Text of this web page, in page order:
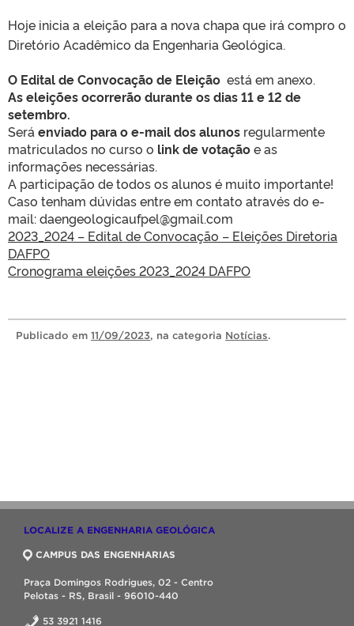
Hoje inicia a eleição para a nova chapa que irá compro o
Diretório Acadêmico da Engenharia Geológica.
O Edital de Convocação de Eleição está em anexo.
As eleições ocorrerão durante os dias 11 e 12 de
setembro.
Será enviado para o e-mail dos alunos regularmente
matriculados no curso o link de votaçãoe as
informações necessárias.
A participação de todos os alunos é muito importante!
Caso tenham dúvidas entre em contato através do e-
mail: daengeologicaufpel@gmail.com
2023_2024 – Edital de Convocação – Eleições Diretoria
DAFPO
Cronograma eleições 2023_2024 DAFPO
Publicado em 11/09/2023, na categoria Notícias.
LOCALIZE A ENGENHARIA GEOLÓGICA
CAMPUS DAS ENGENHARIAS
Praça Domingos Rodrigues, 02 - Centro
Pelotas - RS, Brasil - 96010-440
53 3921 1416